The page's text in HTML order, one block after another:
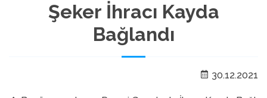
Şeker İhracı Kayda
Bağlandı
30.12.2021